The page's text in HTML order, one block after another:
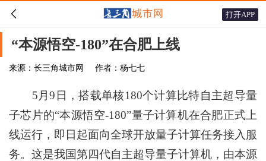
 打开APP
“本源悟空-180”在合肥上线
来源：长三角城市网 作者：杨七七
5月9日，搭载单核180个计算比特自主超导量
子芯片的“本源悟空-180”量子计算机在合肥正式上
线运行，即日起面向全球开放量子计算任务接入服
务。这是我国第四代自主超导量子计算机，由本源